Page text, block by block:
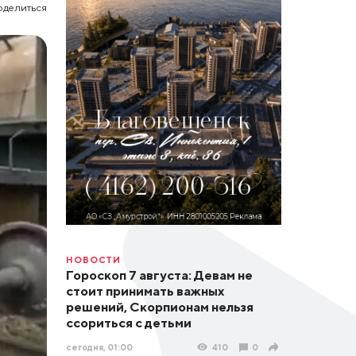
НОВОСТИ
Гороскоп 7 августа: Девам не
стоит принимать важных
решений, Скорпионам нельзя
ссориться с детьми
сегодня, 01:00 410 0